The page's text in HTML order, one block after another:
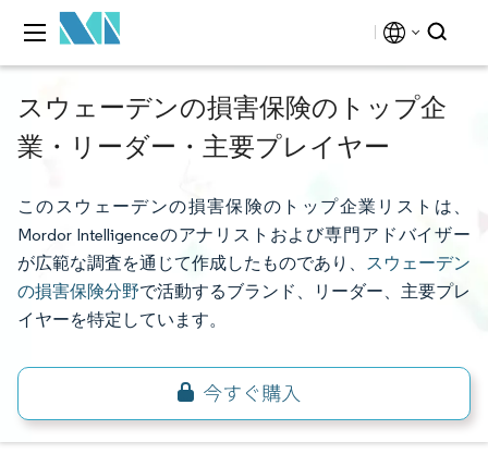
スウェーデンの損害保険のトップ企
業・リーダー・主要プレイヤー
このスウェーデンの損害保険のトップ企業リストは、
Mordor Intelligenceのアナリストおよび専門アドバイザー
が広範な調査を通じて作成したものであり、 スウェーデン
の損害保険分野で活動するブランド、リーダー、主要プレ
イヤーを特定しています。